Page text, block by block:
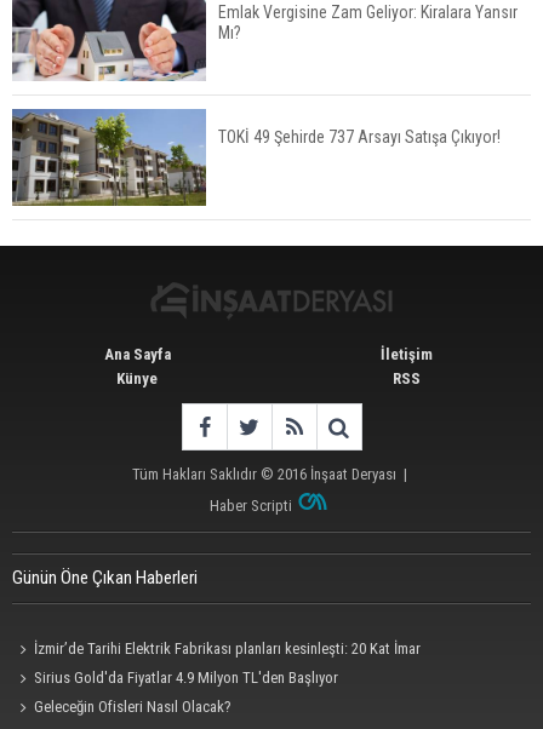
Yüksek Seviyesinde
TOKİ 51 İlde 540 Konut ve İş Yerini Satışa
Sunuyor
Emlak Vergisine Zam Geliyor: Kiralara Yansır
Mı?
TOKİ 49 Şehirde 737 Arsayı Satışa Çıkıyor!
Ana Sayfa
Künye
İletişim
RSS
Tüm Hakları Saklıdır © 2016 İnşaat Deryası |
Haber Scripti
Günün Öne Çıkan Haberleri
İzmir’de Tarihi Elektrik Fabrikası planları kesinleşti: 20 Kat İmar
Sirius Gold'da Fiyatlar 4.9 Milyon TL'den Başlıyor
Geleceğin Ofisleri Nasıl Olacak?